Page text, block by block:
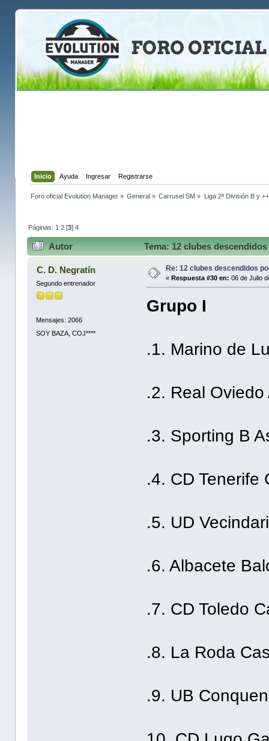
Inicio Ayuda Ingresar Registrarse
Foro oficial Evolution Manager» General » Carrusel SM » Liga 2ª División B y
Páginas: 1 2[3] 4
Autor Tema: 12 clubes
C. D. Negratín
Segundo entrenador
Mensajes: 2066
SOY BAZA, COJ****
Re: 12 clubes descendidos
«Respuesta #30 en: 06 de Julio
Grupo I
.1. Marino de
.2. Real Oviedo
.3. Sporting B
.4. CD Tenerife
.5. UD
.6. Albacete
.7. CD Toledo
.8. La Roda
.9. UB